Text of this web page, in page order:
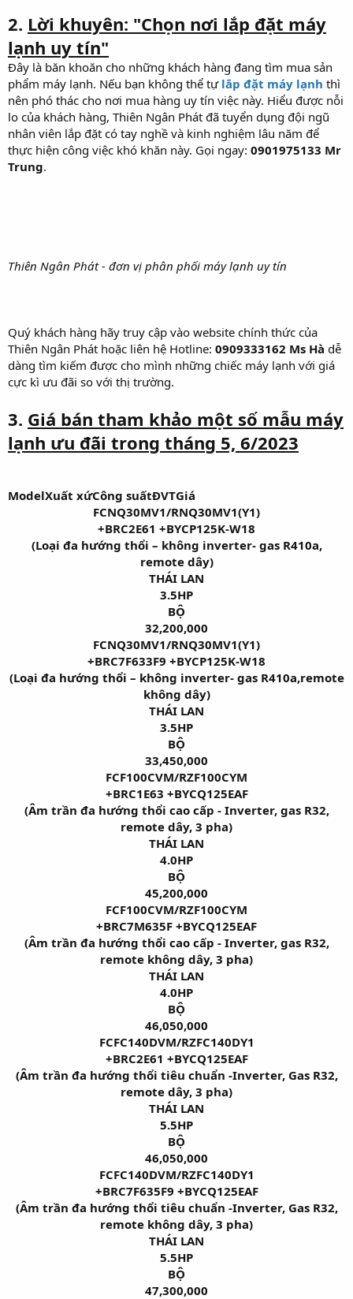
2. Lời khuyên: "Chọn nơi lắp đặt máy
lạnh uy tín"
Đây là băn khoăn cho những khách hàng đang tìm mua sản
phẩm máy lạnh. Nếu bạn không thể tự lắp đặt máy lạnh thì
nên phó thác cho nơi mua hàng uy tín việc này. Hiểu được nỗi
lo của khách hàng, Thiên Ngân Phát đã tuyển dụng đội ngũ
nhân viên lắp đặt có tay nghề và kinh nghiệm lâu năm để
thực hiện công việc khó khăn này. Gọi ngay: 0901975133 Mr
Trung.
Thiên Ngân Phát - đơn vị phân phối máy lạnh uy tín
Quý khách hàng hãy truy cập vào website chính thức của
Thiên Ngân Phát hoặc liên hệ Hotline: 0909333162 Ms Hà dễ
dàng tìm kiếm được cho mình những chiếc máy lạnh với giá
cực kì ưu đãi so với thị trường.
3. Giá bán tham khảo một số mẫu máy
lạnh ưu đãi trong tháng 5, 6/2023
ModelXuất xứCông suấtĐVTGiá
FCNQ30MV1/RNQ30MV1(Y1)
+BRC2E61 +BYCP125K-W18
(Loại đa hướng thổi – không inverter- gas R410a,
remote dây)
THÁI LAN
3.5HP
BỘ
32,200,000
FCNQ30MV1/RNQ30MV1(Y1)
+BRC7F633F9 +BYCP125K-W18
(Loại đa hướng thổi – không inverter- gas R410a,remote
không dây)
THÁI LAN
3.5HP
BỘ
33,450,000
FCF100CVM/RZF100CYM
+BRC1E63 +BYCQ125EAF
(Âm trần đa hướng thổi cao cấp - Inverter, gas R32,
remote dây, 3 pha)
THÁI LAN
4.0HP
BỘ
45,200,000
FCF100CVM/RZF100CYM
+BRC7M635F +BYCQ125EAF
(Âm trần đa hướng thổi cao cấp - Inverter, gas R32,
remote không dây, 3 pha)
THÁI LAN
4.0HP
BỘ
46,050,000
FCFC140DVM/RZFC140DY1
+BRC2E61 +BYCQ125EAF
(Âm trần đa hướng thổi tiêu chuẩn -Inverter, Gas R32,
remote dây, 3 pha)
THÁI LAN
5.5HP
BỘ
46,050,000
FCFC140DVM/RZFC140DY1
+BRC7F635F9 +BYCQ125EAF
(Âm trần đa hướng thổi tiêu chuẩn -Inverter, Gas R32,
remote không dây, 3 pha)
THÁI LAN
5.5HP
BỘ
47,300,000